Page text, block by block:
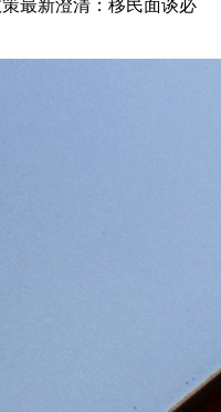
最新澄清：移民面谈必